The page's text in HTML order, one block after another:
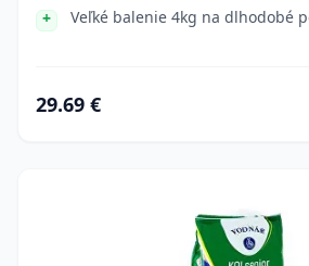
Veľké balenie 4kg na dlhodobé
29.69 €